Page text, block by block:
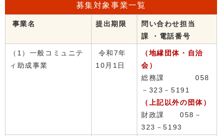
募集対象事業一覧
事業名 提出期限
問い合わせ担当
課 ・電話番号
（1）一般コミュニテ
ィ助成事業
令和7年
10月1日
（地縁団体・自治
会）
総務課 058
－323－5191
（上記以外の団体）
財政課 058－
323－5193